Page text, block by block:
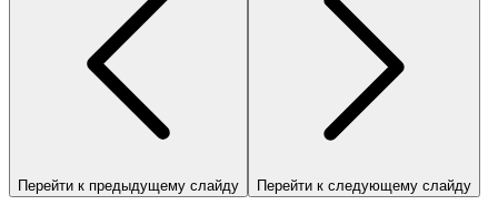
Перейти к предыдущему слайду Перейти к следующему слайду